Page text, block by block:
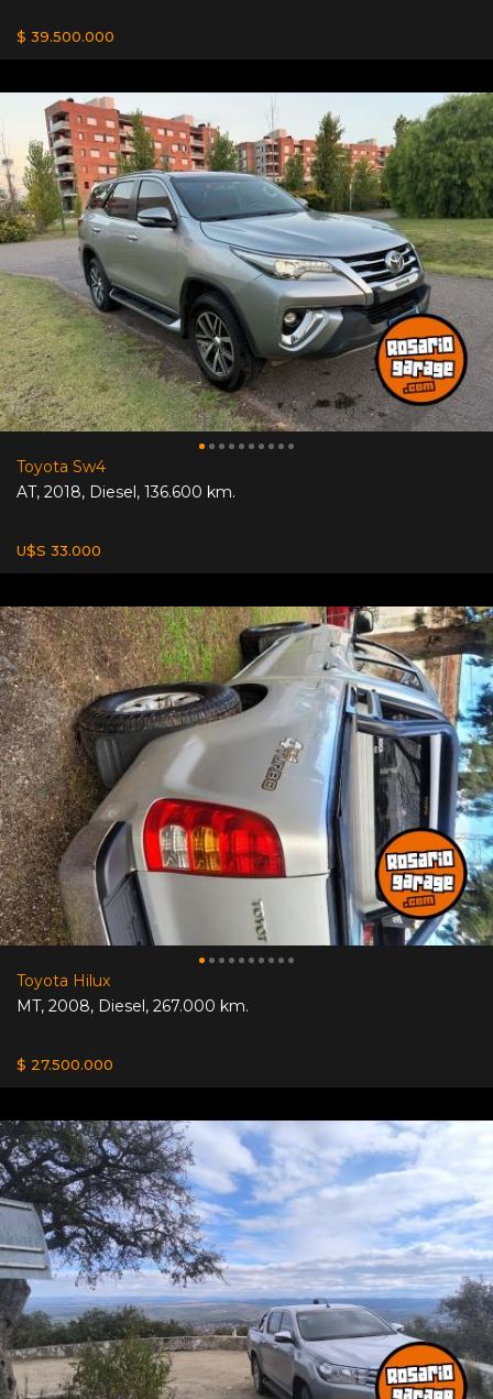
$ 39.500.000
Toyota Sw4
AT, 2018, Diesel, 136.600 km.
U$S 33.000
Toyota Hilux
MT, 2008, Diesel, 267.000 km.
$ 27.500.000